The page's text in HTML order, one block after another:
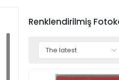
Renklendirilmiş